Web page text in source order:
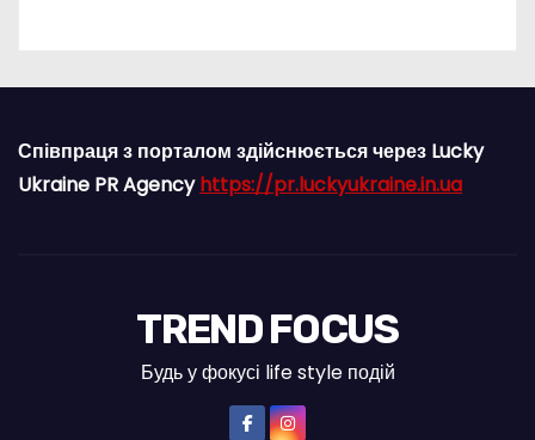
Співпраця з порталом здійснюється через Lucky
Ukraine PR Agencyhttps://pr.luckyukraine.in.ua
TREND FOCUS
Будь у фокусі life style подій